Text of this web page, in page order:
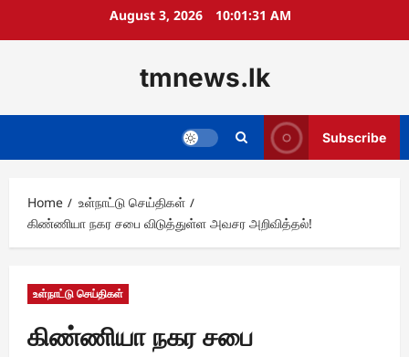
August 3, 2026 10:01:31 AM
tmnews.lk
Subscribe
Home
உள்நாட்டு செய்திகள்
கிண்ணியா நகர சபை விடுத்துள்ள அவசர அறிவித்தல்!
உள்நாட்டு செய்திகள்
கிண்ணியா நகர சபை